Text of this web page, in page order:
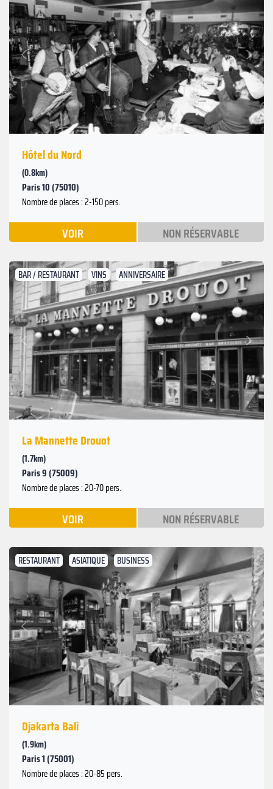
Précédent
Suivant
Hôtel du Nord
(0.8km)
Paris 10 (75010)
Nombre de places : 2-150 pers.
VOIR NON RÉSERVABLE
BAR / RESTAURANT VINS ANNIVERSAIRE
Précédent
Suivant
La Mannette Drouot
(1.7km)
Paris 9 (75009)
Nombre de places : 20-70 pers.
VOIR NON RÉSERVABLE
RESTAURANT ASIATIQUE BUSINESS
Précédent
Suivant
Djakarta Bali
(1.9km)
Paris 1 (75001)
Nombre de places : 20-85 pers.